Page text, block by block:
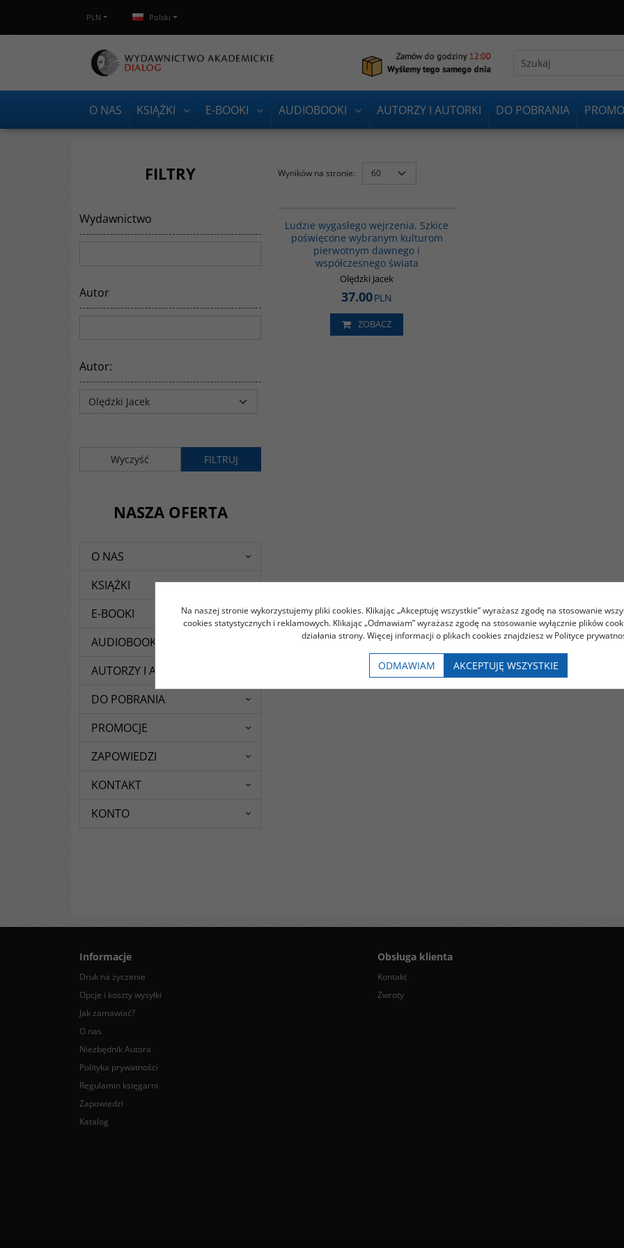
PLN Polski
O NAS KSIĄŻKI E-BOOKI AUDIOBOOKI AUTORZY I AUTORKI DO POBRANIA
Wyników na stronie:
DRUK NA ŻYCZENIE Praca opisuje i analizuje
Autor
Wydanie: Warszawa
Ludzie wygasłego wejrzenia. Szkice
poświęcone wybranym kulturom
pierwotnym dawnego i
współczesnego świata
Olędzki Jacek
37.00PLN
ZOBACZ
FILTRY
Wydawnictwo
Autor
Autor:
NASZA OFERTA
O NAS
KSIĄŻKI
E-BOOKI
AUDIOBOOKI
AUTORZY I AUTORKI
DO POBRANIA
PROMOCJE
ZAPOWIEDZI
KONTAKT
KONTO
Informacje
Druk na życzenie
Opcje i koszty wysyłki
Jak zamawiać?
O nas
Niezbędnik Autora
Polityka prywatności
Regulamin księgarni
Zapowiedzi
Katalog
Obsługa klienta
Kontakt
Zwroty
Na naszej stronie wykorzystujemy pliki cookies. Klikając „Akceptuję wszystkie” wyrażasz zgodę na stosowanie
cookies statystycznych i reklamowych. Klikając „Odmawiam” wyrażasz zgodę na stosowanie wyłącznie plików
działania strony. Więcej informacji o plikach cookies znajdziesz w Polityce
ODMAWIAM AKCEPTUJĘ WSZYSTKIE